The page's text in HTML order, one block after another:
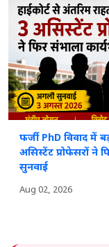
फर्जी PhD विवाद में
असिस्टेंट प्रोफेसरों ने
सुनवाई
Aug 02, 2026